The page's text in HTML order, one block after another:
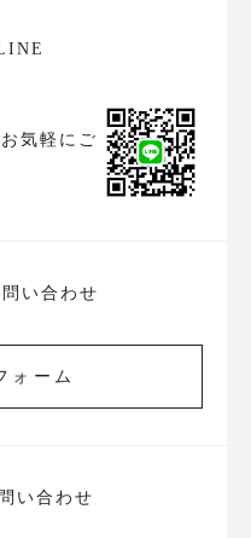
気軽にご
い合わせ
ォーム
い合わせ